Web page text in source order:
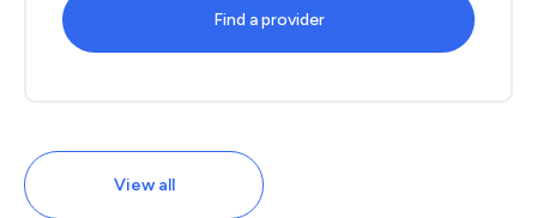
Find a provider
View all